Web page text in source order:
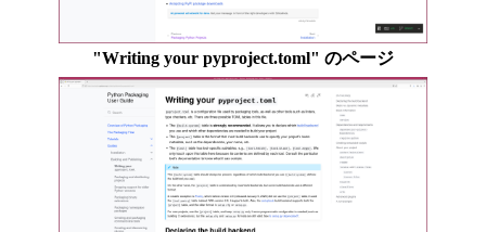
"Writing your pyproject.toml" のページ